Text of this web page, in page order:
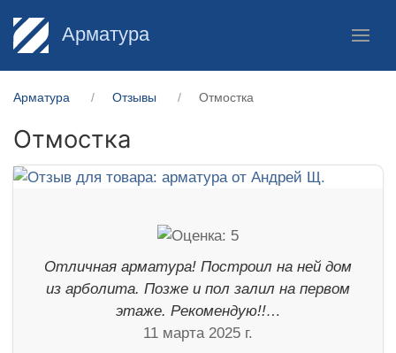
Арматура
Арматура Отзывы Отмостка
Отмостка
Отличная арматура! Построил на ней дом
из арболита. Позже и пол залил на первом
этаже. Рекомендую!!…
11 марта 2025 г.